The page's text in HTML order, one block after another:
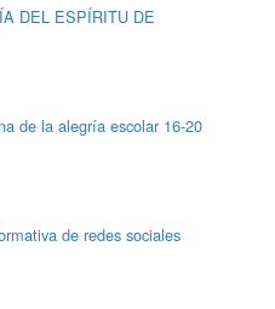
DEL ESPÍRITU DE
de la alegría escolar 16-20
de redes sociales